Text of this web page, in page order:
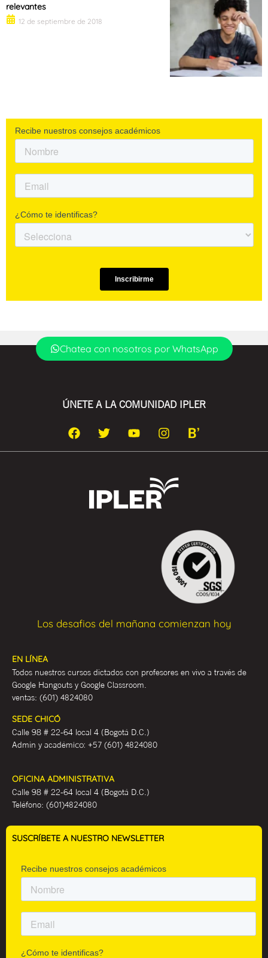
relevantes
12 de septiembre de 2018
Chatea con nosotros por WhatsApp
ÚNETE A LA COMUNIDAD IPLER
Los desafios del mañana comienzan hoy
EN LÍNEA
Todos nuestros cursos dictados con profesores en vivo a través de
Google Hangouts y Google Classroom.
ventas: (601) 4824080
SEDE CHICÓ
Calle 98 # 22-64 local 4 (Bogotá D.C.)
Admin y académico: +57 (601) 4824080
OFICINA ADMINISTRATIVA
Calle 98 # 22-64 local 4 (Bogotá D.C.)
Teléfono: (601)4824080
SUSCRÍBETE A NUESTRO NEWSLETTER